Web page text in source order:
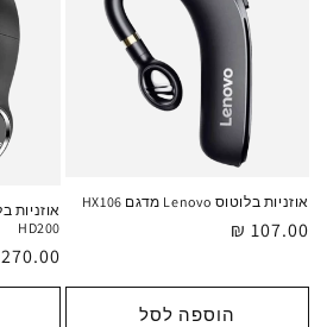
אוזניות בלוטוס Lenovo מדגם HX106
מחיר
107.00 ₪
הוספה לסל
HD200
מחיר
רגיל
270.00 ₪